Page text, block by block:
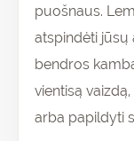
puošnaus.
atspindėti jūsų
bendros
vientisą
arba papildyti